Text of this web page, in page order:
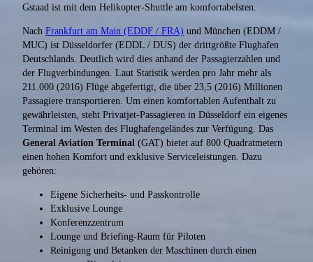
Gstaad ist mit dem Helikopter-Shuttle am komfortabelsten.
Nach Frankfurt am Main (EDDF / FRA) und München (EDDM /
MUC) ist Düsseldorfer (EDDL / DUS) der drittgrößte Flughafen
Deutschlands. Deutlich wird dies anhand der Passagierzahlen und
der Flugverbindungen. Laut Statistik werden pro Jahr mehr als
211.000 (2016) Flüge abgefertigt, die über 23,5 (2016) Millionen
Passagiere transportieren. Um einen komfortablen Aufenthalt zu
gewährleisten, steht Privatjet-Passagieren in Düsseldorf ein eigenes
Terminal im Westen des Flughafengeländes zur Verfügung. Das
General Aviation Terminal (GAT) bietet auf 800 Quadratmetern
einen hohen Komfort und exklusive Serviceleistungen. Dazu
gehören:
Eigene Sicherheits- und Passkontrolle
Exklusive Lounge
Konferenzzentrum
Lounge und Briefing-Raum für Piloten
Reinigung und Betanken der Maschinen durch einen